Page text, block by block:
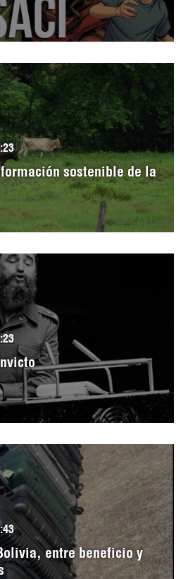
sostenible de la
entre beneficio y